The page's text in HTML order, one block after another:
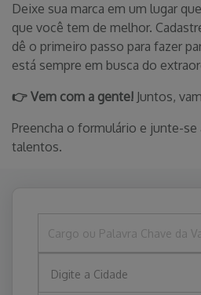
Deixe sua marca em um lugar
que você tem de melhor.
dê o primeiro passo para fazer
está sempre em busca do
👉 Vem com a gente! Juntos,
Preencha o formulário e junte-
talentos.
Digite a Cidade